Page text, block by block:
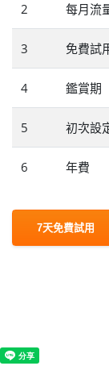
2 每月流
3 免費試
4 鑑賞期
5 初次設
6 年費
7天免費試用